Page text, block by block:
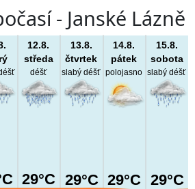
- Janské Lázně
29°C
12.8.
středa
déšť
29°C
13.8.
čtvrtek
slabý déšť
29°C
14.8.
pátek
polojasno
29°C
15.8.
sobota
slabý déšť